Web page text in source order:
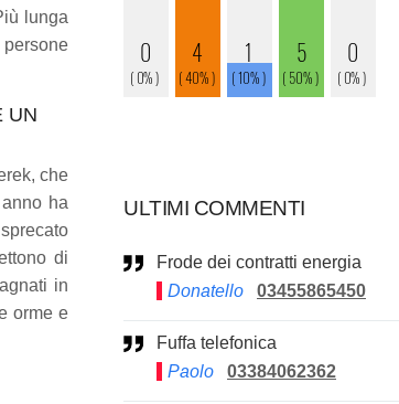
lunga
UN
che
ha
di
in
orme e
ULTIMI COMMENTI
Frode dei contratti energia
Donatello
03455865450
Fuffa telefonica
Paolo
03384062362